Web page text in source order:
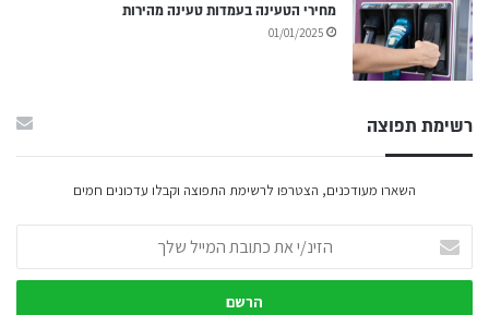
מחירי הטעינה בעמדות טעינה מהירות
01/01/2025
רשימת תפוצה
השארו מעודכנים, הצטרפו לרשימת התפוצה וקבלו עדכונים חמים
את
כתובת